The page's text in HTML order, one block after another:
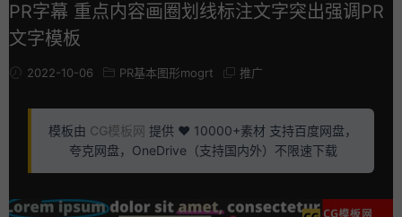
PR字幕 重点内容画圈划线标注文字突出强调PR
文字模板
2022-10-06 PR基本图形mogrt 推广
模板由 CG模板网 提供 ❤️ 10000+素材 支持百度网盘，
夸克网盘，OneDrive（支持国内外）不限速下载